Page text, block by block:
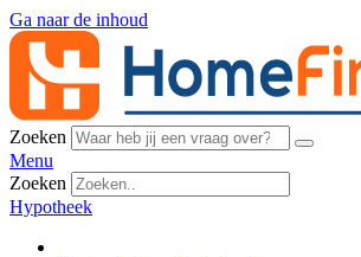
Ga naar de inhoud
Zoeken
Menu
Zoeken
Hypotheek